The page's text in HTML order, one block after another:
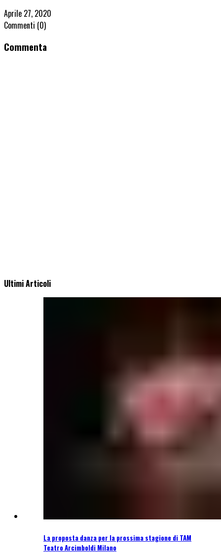
Aprile 27, 2020
Commenti (0)
Commenta
Ultimi Articoli
La proposta danza per la prossima stagione di TAM
Teatro Arcimboldi Milano